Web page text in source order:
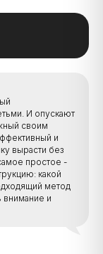
И опускают
своим
и
вырасти без
простое -
какой
метод
внимание и